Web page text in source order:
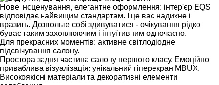
Нове інсценування, елегантне оформлення: інтер'єр EQS
відповідає найвищим стандартам. І це вас надихне і
вразить. Дозвольте собі здивуватися - очікування рідко
буває таким захоплюючим і інтуїтивним одночасно.
Для прекрасних моментів: активне світлодіодне
підсвічування салону.
Простора задня частина салону першого класу. Емоційно
приваблива візуалізація: унікальний гіперекран MBUX.
Високоякісні матеріали та декоративні елементи